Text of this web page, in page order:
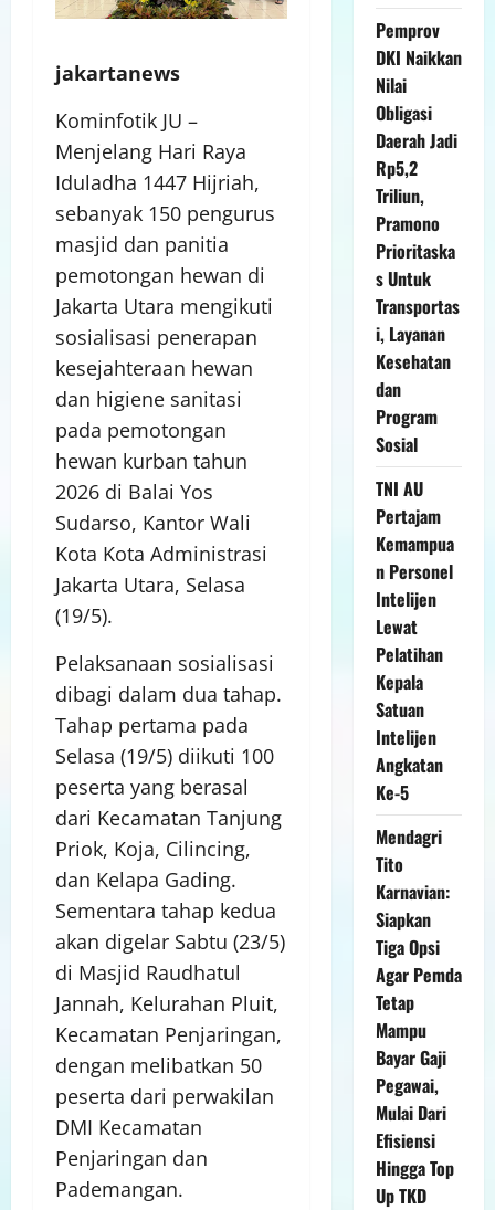
jakartanews
Kominfotik JU –
Menjelang Hari Raya
Iduladha 1447 Hijriah,
sebanyak 150 pengurus
masjid dan panitia
pemotongan hewan di
Jakarta Utara mengikuti
sosialisasi penerapan
kesejahteraan hewan
dan higiene sanitasi
pada pemotongan
hewan kurban tahun
2026 di Balai Yos
Sudarso, Kantor Wali
Kota Kota Administrasi
Jakarta Utara, Selasa
(19/5).
Pelaksanaan sosialisasi
dibagi dalam dua tahap.
Tahap pertama pada
Selasa (19/5) diikuti 100
peserta yang berasal
dari Kecamatan Tanjung
Priok, Koja, Cilincing,
dan Kelapa Gading.
Sementara tahap kedua
akan digelar Sabtu (23/5)
di Masjid Raudhatul
Jannah, Kelurahan Pluit,
Kecamatan Penjaringan,
dengan melibatkan 50
peserta dari perwakilan
DMI Kecamatan
Penjaringan dan
Pademangan.
Pemprov
DKI Naikkan
Nilai
Obligasi
Daerah Jadi
Rp5,2
Triliun,
Pramono
Prioritaska
s Untuk
Transportas
i, Layanan
Kesehatan
dan
Program
Sosial
TNI AU
Pertajam
Kemampua
n Personel
Intelijen
Lewat
Pelatihan
Kepala
Satuan
Intelijen
Angkatan
Ke-5
Mendagri
Tito
Karnavian:
Siapkan
Tiga Opsi
Agar Pemda
Tetap
Mampu
Bayar Gaji
Pegawai,
Mulai Dari
Efisiensi
Hingga Top
Up TKD